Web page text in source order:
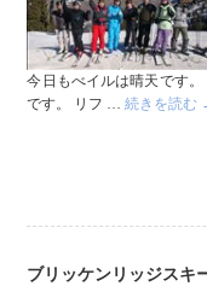
今日もべイルは晴天です
です。 リフ …続きを読む
ブリッケンリッジスキ